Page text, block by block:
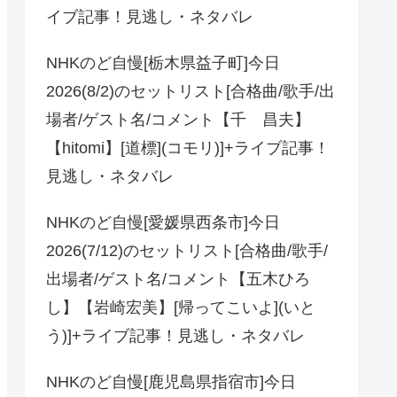
イブ記事！見逃し・ネタバレ
NHKのど自慢[栃木県益子町]今日
2026(8/2)のセットリスト[合格曲/歌手/出
場者/ゲスト名/コメント【千 昌夫】
【hitomi】[道標](コモリ)]+ライブ記事！
見逃し・ネタバレ
NHKのど自慢[愛媛県西条市]今日
2026(7/12)のセットリスト[合格曲/歌手/
出場者/ゲスト名/コメント【五木ひろ
し】【岩崎宏美】[帰ってこいよ](いと
う)]+ライブ記事！見逃し・ネタバレ
NHKのど自慢[鹿児島県指宿市]今日